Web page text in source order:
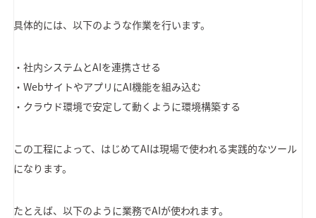
具体的には、以下のような作業を行います。
・社内システムとAIを連携させる
・WebサイトやアプリにAI機能を組み込む
・クラウド環境で安定して動くように環境構築する
この工程によって、はじめてAIは現場で使われる実践的なツール
になります。
たとえば、以下のように業務でAIが使われます。